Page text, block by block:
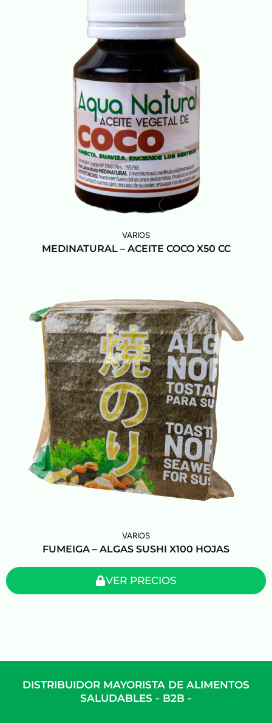
VARIOS
MEDINATURAL – ACEITE COCO X50 CC
VARIOS
FUMEIGA – ALGAS SUSHI X100 HOJAS
VER PRECIOS
DISTRIBUIDOR MAYORISTA DE ALIMENTOS
SALUDABLES - B2B -